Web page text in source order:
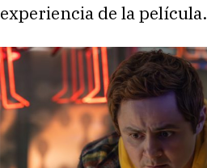
experiencia de la película.